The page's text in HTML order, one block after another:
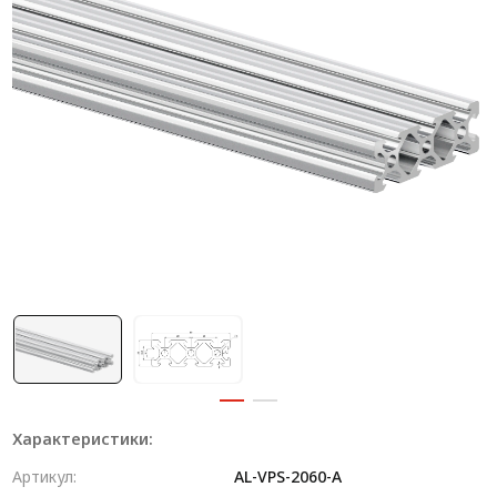
Система V-паза NEW!
Алюминиевые промышленные ограждения
Алюминиевая промышленная мебель
Крейты и кассеты Subrack systems
Метрический крепеж
Конструкции из профиля
Характеристики:
Артикул:
AL-VPS-2060-A